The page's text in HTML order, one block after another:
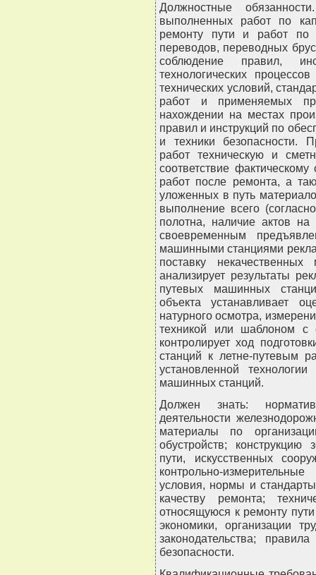
Должностные
выполненных работ по
ремонту пути и работ по
переводов, переводных
соблюдение правил,
технологических
технических условий,
работ и применяемых
нахождении на местах
правил и инструкций по
и техники безопасности.
работ техническую и
соответствие
работ после ремонта, а
уложенных в путь
выполнение всего
полотна, наличие актов
своевременным
машинными станциями
поставку
анализирует результаты
путевых машинных
объекта устанавливает
натурного осмотра,
техникой или шаблоном
контролирует ход
станций к летне-путевым
установленной
машинных станций.
Должен знать:
деятельности
материалы по
обустройств; конструкцию
пути, искусственных
контрольно-
условия, нормы и
качеству ремонта;
относящуюся к ремонту
экономики, организации
законодательства;
безопасности.